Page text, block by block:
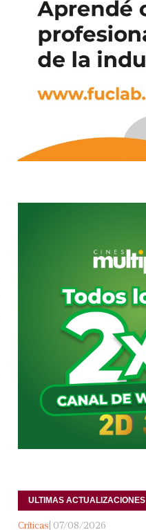
ULTIMAS ACTUALIZACIONES
Críticas | 07/08/2026